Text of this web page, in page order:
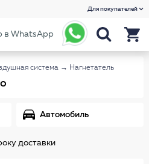
Для покупателей
в WhatsApp
система → Нагнетатель
Автомобиль
доставки